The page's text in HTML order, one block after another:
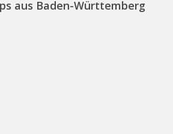
aus Baden-Württemberg